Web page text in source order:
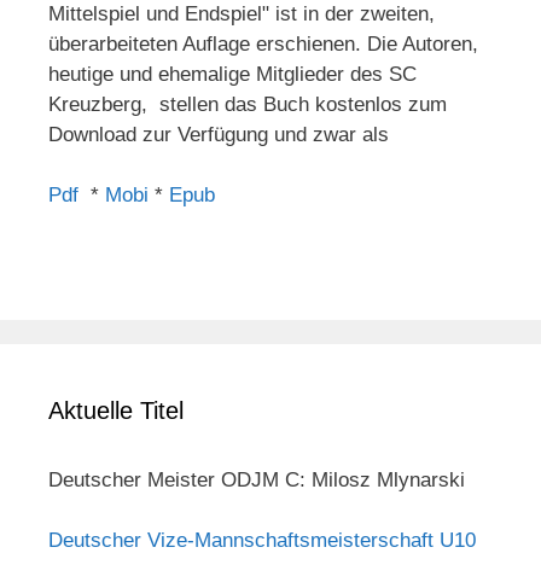
Mittelspiel und Endspiel" ist in der zweiten,
überarbeiteten Auflage erschienen. Die Autoren,
heutige und ehemalige Mitglieder des SC
Kreuzberg, stellen das Buch kostenlos zum
Download zur Verfügung und zwar als
Pdf * Mobi * Epub
Aktuelle Titel
Deutscher Meister ODJM C: Milosz Mlynarski
Deutscher Vize-Mannschaftsmeisterschaft U10